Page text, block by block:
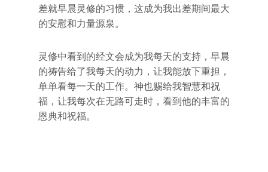
差就早晨灵修的习惯，这成为我出差期间最大
的安慰和力量源泉。
灵修中看到的经文会成为我每天的支持，早晨
的祷告给了我每天的动力，让我能放下重担，
单单看每一天的工作。神也赐给我智慧和祝
福，让我每次在无路可走时，看到他的丰富的
恩典和祝福。